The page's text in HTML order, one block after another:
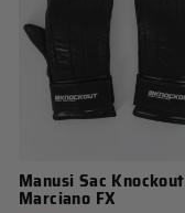
Manusi Sac Knockout
Marciano FX